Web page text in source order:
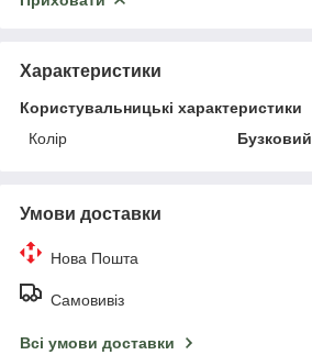
Характеристики
Користувальницькі характеристики
Колір
Бузковий
Умови доставки
Нова Пошта
Самовивіз
Всі умови доставки